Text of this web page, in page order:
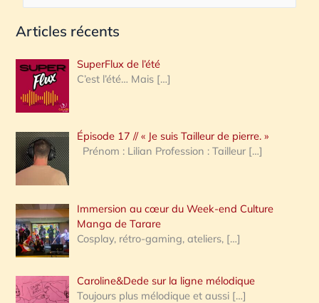
c
e
r
c
h
e
:
Articles récents
SuperFlux de l’été
C’est l’été… Mais […]
Épisode 17 // « Je suis Tailleur de pierre. »
Prénom : Lilian Profession : Tailleur […]
Immersion au cœur du Week-end Culture
Manga de Tarare
Cosplay, rétro-gaming, ateliers, […]
Caroline&Dede sur la ligne mélodique
Toujours plus mélodique et aussi […]